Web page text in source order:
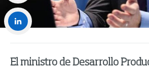
El ministro de Desarrollo
WhatsApp
LinkedIn